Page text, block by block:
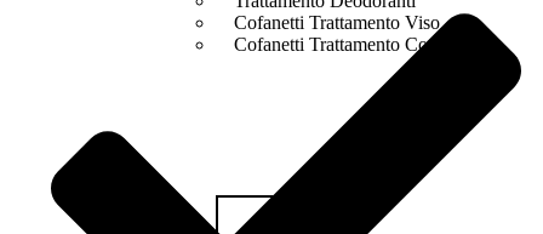
Cofanetti Trattamento Viso
Cofanetti Trattamento Corpo
Viso